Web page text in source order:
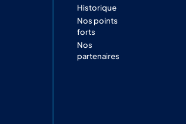
Historique
Nos points
forts
Nos
partenaires